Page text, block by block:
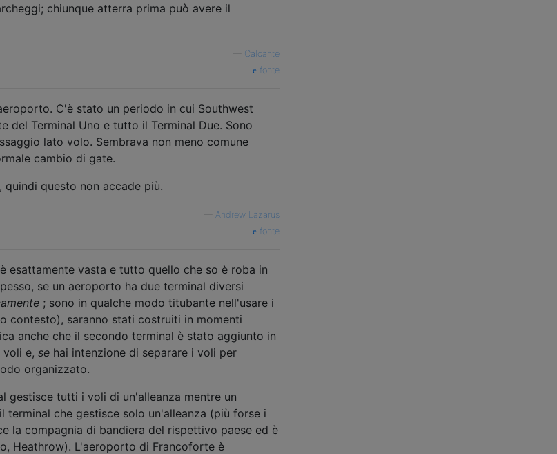
chiunque atterra prima può avere il
Calcante
fonte
C'è stato un periodo in cui Southwest
del Terminal Uno e tutto il Terminal Due. Sono
lato volo. Sembrava non meno comune
cambio di gate.
quindi questo non accade più.
Andrew Lazarus
fonte
esattamente vasta e tutto quello che so è roba in
se un aeroporto ha due terminal diversi
; sono in qualche modo titubante nell'usare i
contesto), saranno stati costruiti in momenti
anche che il secondo terminal è stato aggiunto in
e, se hai intenzione di separare i voli per
organizzato.
gestisce tutti i voli di un'alleanza mentre un
che gestisce solo un'alleanza (più forse i
la compagnia di bandiera del rispettivo paese ed è
Heathrow). L'aeroporto di Francoforte è